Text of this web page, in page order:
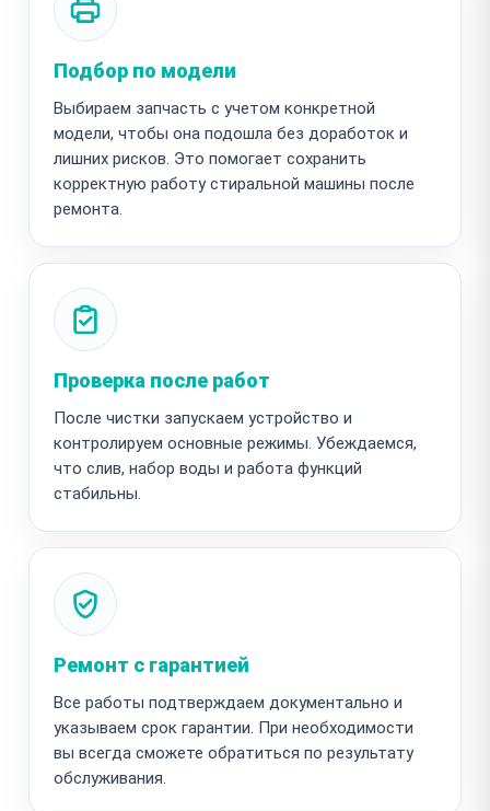
Подбор по модели
Выбираем запчасть с учетом конкретной
модели, чтобы она подошла без доработок и
лишних рисков. Это помогает сохранить
корректную работу стиральной машины после
ремонта.
Проверка после работ
После чистки запускаем устройство и
контролируем основные режимы. Убеждаемся,
что слив, набор воды и работа функций
стабильны.
Ремонт с гарантией
Все работы подтверждаем документально и
указываем срок гарантии. При необходимости
вы всегда сможете обратиться по результату
обслуживания.